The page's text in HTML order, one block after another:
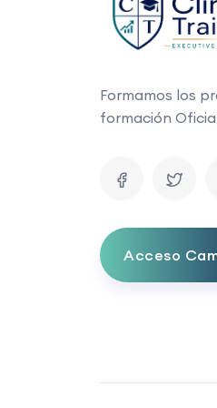
Formamos los
formación
Acceso